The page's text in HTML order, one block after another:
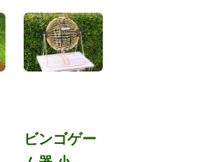
ビンゴゲー